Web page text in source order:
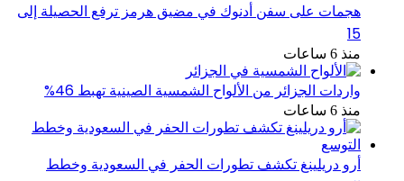
هجمات على سفن أدنوك في مضيق هرمز ترفع الحصيلة إلى
15
منذ 6 ساعات
واردات الجزائر من الألواح الشمسية الصينية تهبط 46%
منذ 6 ساعات
أرو دريلينغ تكشف تطورات الحفر في السعودية وخطط